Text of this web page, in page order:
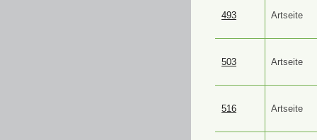
493 Artseite
503 Artseite
516 Artseite